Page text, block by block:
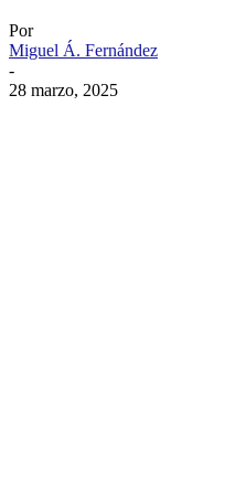
Por
Miguel Á. Fernández
-
28 marzo, 2025